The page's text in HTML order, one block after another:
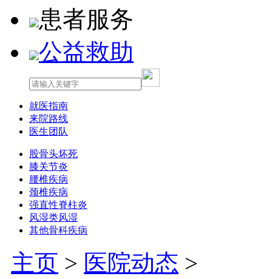
患者服务
公益救助
就医指南
来院路线
医生团队
股骨头坏死
膝关节炎
腰椎疾病
颈椎疾病
强直性脊柱炎
风湿类风湿
其他骨科疾病
主页 > 医院动态 >